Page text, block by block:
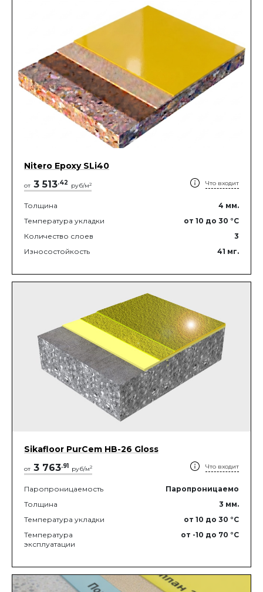
Nitero Epoxy SLi40
от 3 513.42 руб/м2 Что входит
Толщина 4 мм.
Температура укладки
от 10 до 30 °C
Количество слоев
3
Износостойкость
41 мг.
Sikafloor PurCem HB-26 Gloss
от 3 763.91 руб/м2 Что входит
Паропроницаемость
Паропроницаемо
Толщина
3 мм.
Температура укладки
от 10 до 30 °C
Температура
эксплуатации
от -10 до 70 °C